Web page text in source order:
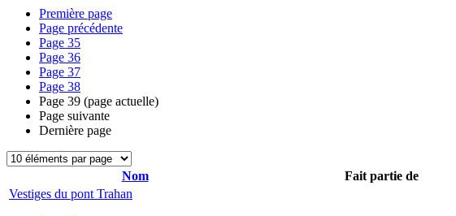
Première page
Page précédente
Page 35
Page 36
Page 37
Page 38
Page 39 (page actuelle)
Page suivante
Dernière page
Nom Fait partie de
Vestiges du pont Trahan